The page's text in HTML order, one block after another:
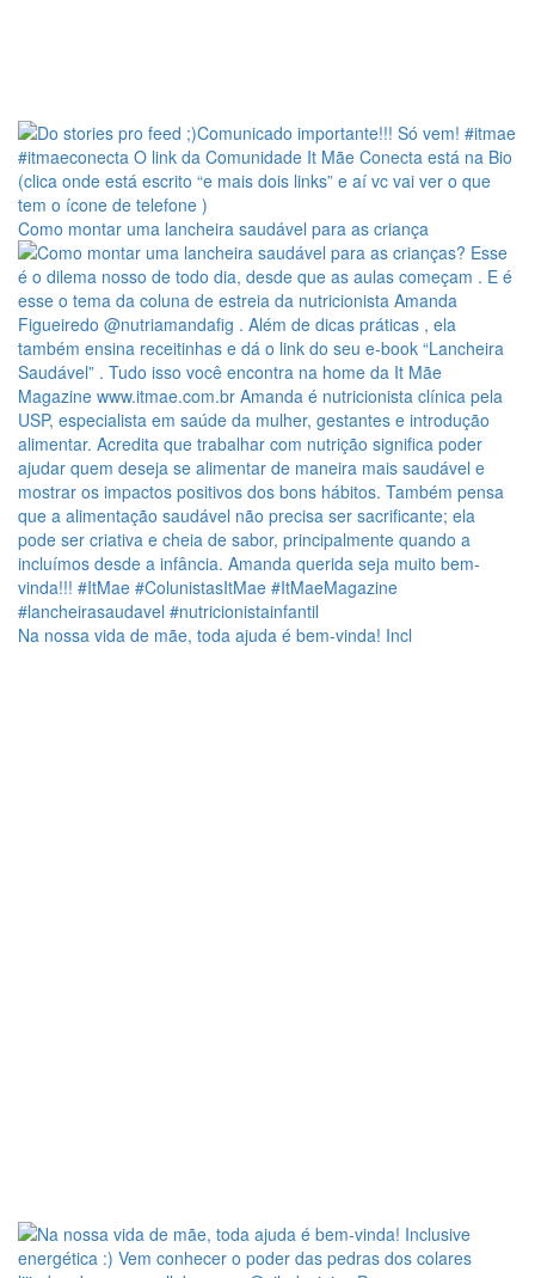
Como montar uma lancheira saudável para as criança
Na nossa vida de mãe, toda ajuda é bem-vinda! Incl